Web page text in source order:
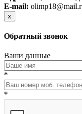
E-mail:
x
Обратный звонок
Ваши данные
*
*